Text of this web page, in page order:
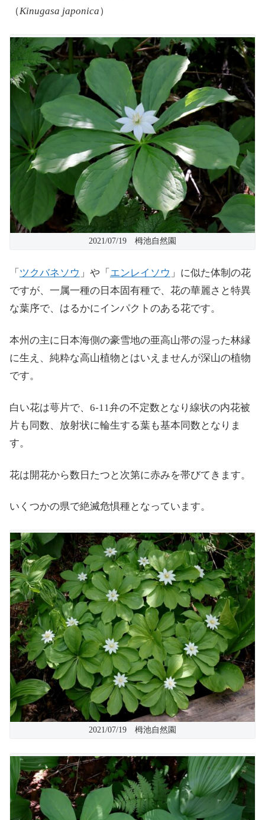
（Kinugasa japonica）
2021/07/19 栂池自然園
「 ツクバネソウ 」や「 エンレイソウ 」に似た体制の花
ですが、一属一種の日本固有種で、花の華麗さと特異
な葉序で、はるかにインパクトのある花です。
本州の主に日本海側の豪雪地の亜高山帯の湿った林縁
に生え、純粋な高山植物とはいえませんが深山の植物
です。
白い花は萼片で、6-11弁の不定数となり線状の内花被
片も同数、放射状に輪生する葉も基本同数となりま
す。
花は開花から数日たつと次第に赤みを帯びてきます。
いくつかの県で絶滅危惧種となっています。
2021/07/19 栂池自然園